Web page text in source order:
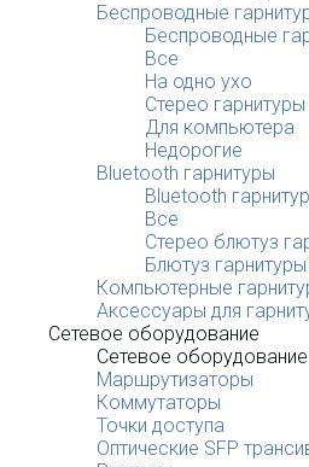
Беспроводные
Беспроводные
Все
На одно ухо
Стерео гарнитуры
Для компьютера
Недорогие
Bluetooth гарнитуры
Bluetooth
Все
Стерео блютуз
Блютуз
Компьютерные
Аксессуары для
Сетевое оборудование
Сетевое оборудование
Маршрутизаторы
Коммутаторы
Точки доступа
Оптические SFP